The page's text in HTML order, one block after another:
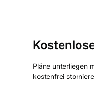
Pläne unterliegen
kostenfrei